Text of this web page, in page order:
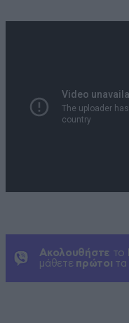
Ακολουθήστε το
μάθετε πρώτοι τα